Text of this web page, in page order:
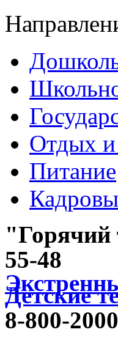
Отдых и
Питание
"Горячий
55-48
Детские
8-800-